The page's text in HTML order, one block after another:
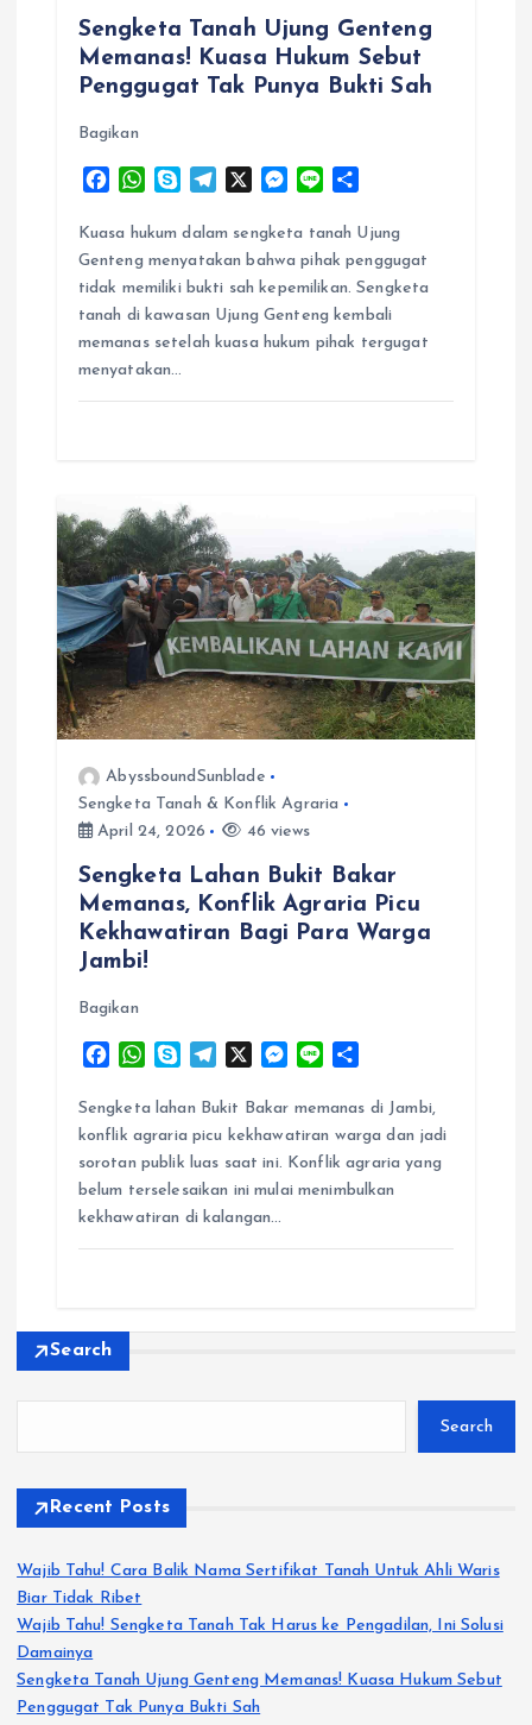
Sengketa Tanah Ujung Genteng
Memanas! Kuasa Hukum Sebut
Penggugat Tak Punya Bukti Sah
Bagikan
c
e
b
o
o
W
a
t
s
A
p
p
y
p
e
l
e
g
r
a
M
s
s
e
n
g
n
e
a
r
e
Kuasa hukum dalam sengketa tanah Ujung
Genteng menyatakan bahwa pihak penggugat
tidak memiliki bukti sah kepemilikan. Sengketa
tanah di kawasan Ujung Genteng kembali
memanas setelah kuasa hukum pihak tergugat
menyatakan…
AbyssboundSunblade
Sengketa Tanah & Konflik Agraria
April 24, 2026
46 views
Sengketa Lahan Bukit Bakar
Memanas, Konflik Agraria Picu
Kekhawatiran Bagi Para Warga
Jambi!
Bagikan
c
e
b
o
o
W
a
t
s
A
p
y
p
e
l
e
g
r
a
M
s
s
e
n
n
e
a
r
e
Sengketa lahan Bukit Bakar memanas di Jambi,
konflik agraria picu kekhawatiran warga dan jadi
sorotan publik luas saat ini. Konflik agraria yang
belum terselesaikan ini mulai menimbulkan
kekhawatiran di kalangan…
Search
Search
Recent Posts
Wajib Tahu! Cara Balik Nama Sertifikat Tanah Untuk Ahli Waris
Biar Tidak Ribet
Wajib Tahu! Sengketa Tanah Tak Harus ke Pengadilan, Ini Solusi
Damainya
Sengketa Tanah Ujung Genteng Memanas! Kuasa Hukum Sebut
Penggugat Tak Punya Bukti Sah